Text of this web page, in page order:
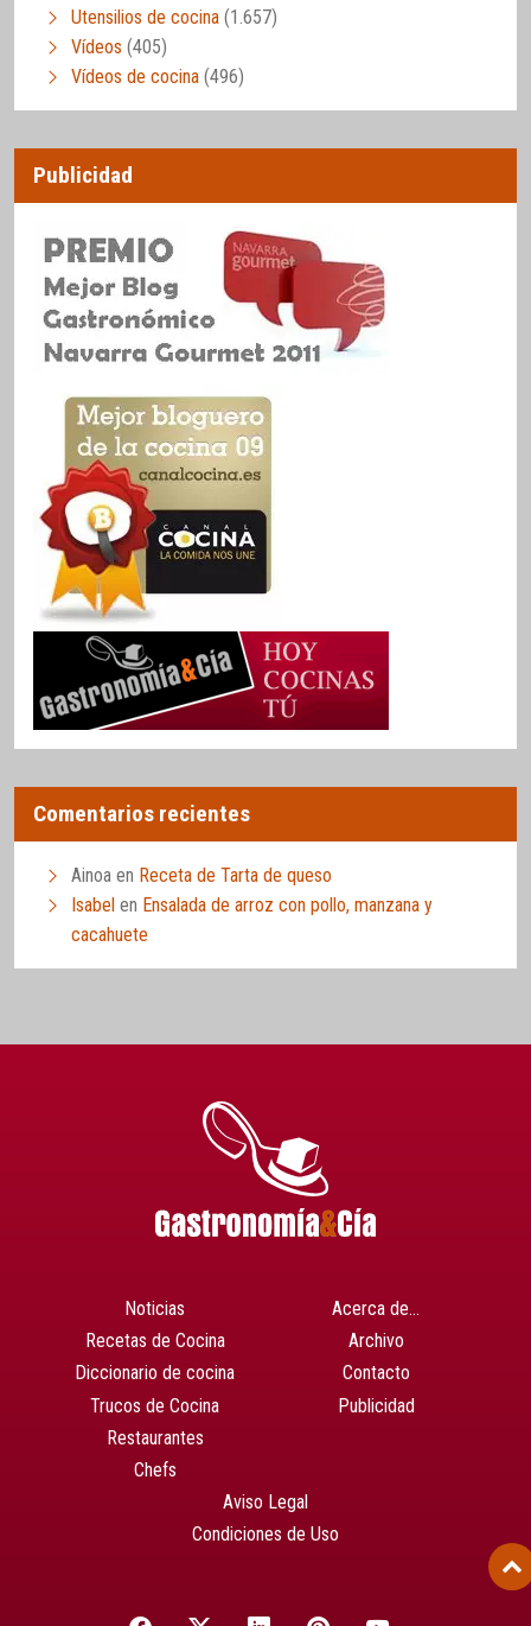
Utensilios de cocina (1.657)
Vídeos (405)
Vídeos de cocina (496)
Publicidad
Comentarios recientes
Ainoa en Receta de Tarta de queso
Isabel en Ensalada de arroz con pollo, manzana y
cacahuete
Noticias
Recetas de Cocina
Diccionario de cocina
Trucos de Cocina
Restaurantes
Chefs
Acerca de…
Archivo
Contacto
Publicidad
Aviso Legal
Condiciones de Uso